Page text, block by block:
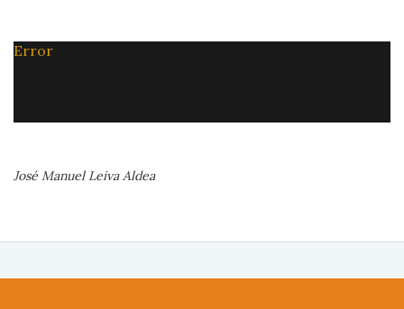
Error
José Manuel Leiva Aldea